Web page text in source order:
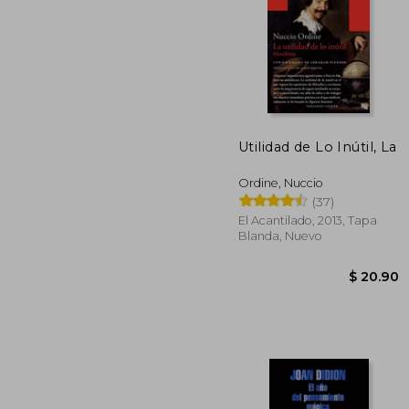
dcto.
Utilidad de Lo Inútil, La
Ordine, Nuccio
(37)
El Acantilado, 2013, Tapa
Blanda, Nuevo